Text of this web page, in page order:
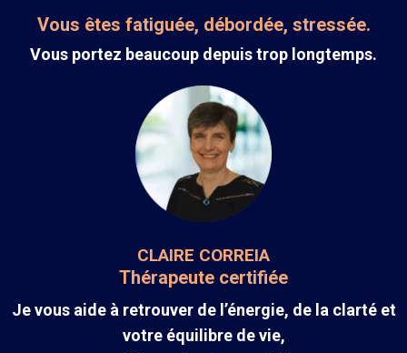
Vous êtes fatiguée, débordée, stressée.
Vous portez beaucoup depuis trop longtemps.
CLAIRE CORREIA
Thérapeute certifiée
Je vous aide à retrouver de l’énergie, de la clarté et
votre équilibre de vie,